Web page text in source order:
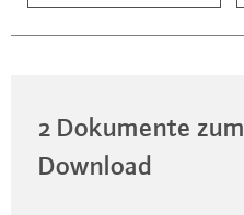
2 Dokumente zum
Download